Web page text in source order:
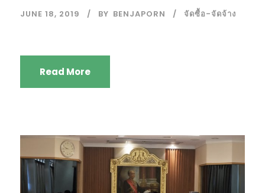
JUNE 18, 2019 BY BENJAPORN จัดซื้อ-จัดจ้าง
Read More